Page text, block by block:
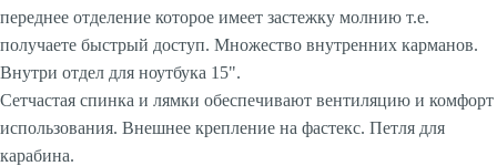
переднее отделение которое имеет застежку молнию т.е.
получаете быстрый доступ. Множество внутренних карманов.
Внутри отдел для ноутбука 15".
Сетчастая спинка и лямки обеспечивают вентиляцию и комфорт
использования. Внешнее крепление на фастекс. Петля для
карабина.